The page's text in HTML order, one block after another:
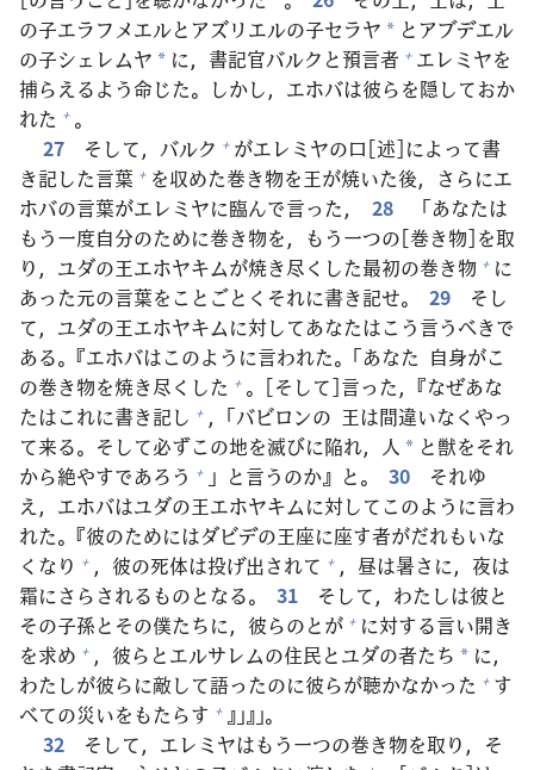
の子エラフメエルとアズリエルの子セラヤ * とアブデエル
の子シェレムヤ * に， 書記官バルクと預言者 + エレミヤを
捕らえるよう命じた。しかし，エホバは彼らを隠しておか
れた + 。
27
そして，バルク + がエレミヤの口[述]によって書
き記した言葉 + を収めた巻き物を王が焼いた後，さらにエ
ホバの言葉がエレミヤに臨んで言った， 28
「あなたは
もう一度自分のために巻き物を，もう一つの[巻き物]を取
り，ユダの王エホヤキムが焼き尽くした最初の巻き物 + に
あった元の言葉をことごとくそれに書き記せ。 29
そし
て，ユダの王エホヤキムに対してあなたはこう言うべきで
ある。『エホバはこのように言われた。「あなた 自身がこ
の巻き物を焼き尽くした + 。[そして]言った，『なぜあな
たはこれに書き記し + ，「バビロンの 王は間違いなくやっ
て来る。そして必ずこの地を滅びに陥れ， 人 * と獣をそれ
から絶やすであろう + 」と言うのか』と。 30
それゆ
え，エホバはユダの王エホヤキムに対してこのように言わ
れた。『彼のためにはダビデの王座に座す者がだれもいな
くなり + ， 彼の死体は投げ出されて + ， 昼は暑さに， 夜は
霜にさらされるものとなる。 31 そして，わたしは彼と
その子孫とその僕たちに， 彼らのとが + に対する言い開き
を求め + ， 彼らとエルサレムの住民とユダの者たち * に，
わたしが彼らに敵して語ったのに彼らが聴かなかった + す
べての災いをもたらす + 』」』」。
32
そして，エレミヤはもう一つの巻き物を取り，そ